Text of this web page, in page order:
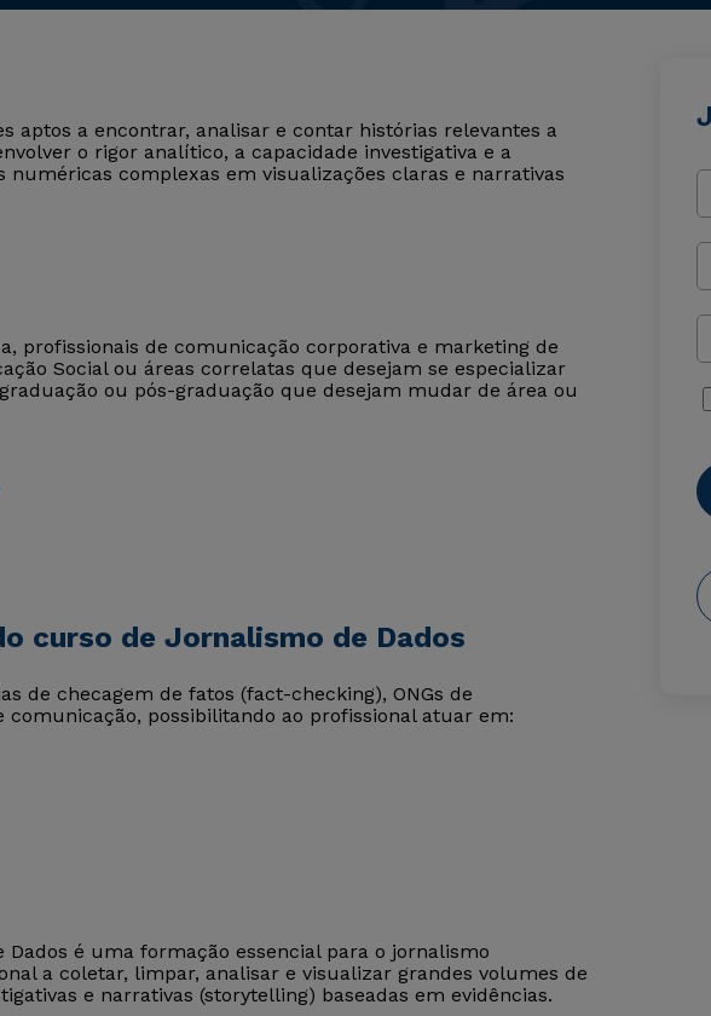
aptos a encontrar, analisar e contar histórias relevantes a
o rigor analítico, a capacidade investigativa e a
complexas em visualizações claras e narrativas
profissionais de comunicação corporativa e marketing de
Social ou áreas correlatas que desejam se especializar
ou pós-graduação que desejam mudar de área ou
curso de Jornalismo de Dados
de checagem de fatos (fact-checking), ONGs de
possibilitando ao profissional atuar em:
é uma formação essencial para o jornalismo
a coletar, limpar, analisar e visualizar grandes volumes de
e narrativas (storytelling) baseadas em evidências.